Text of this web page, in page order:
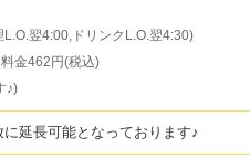
翌4:00,ドリンクL.O.翌4:30)
金462円(税込)
♪)
に延長可能となっております♪